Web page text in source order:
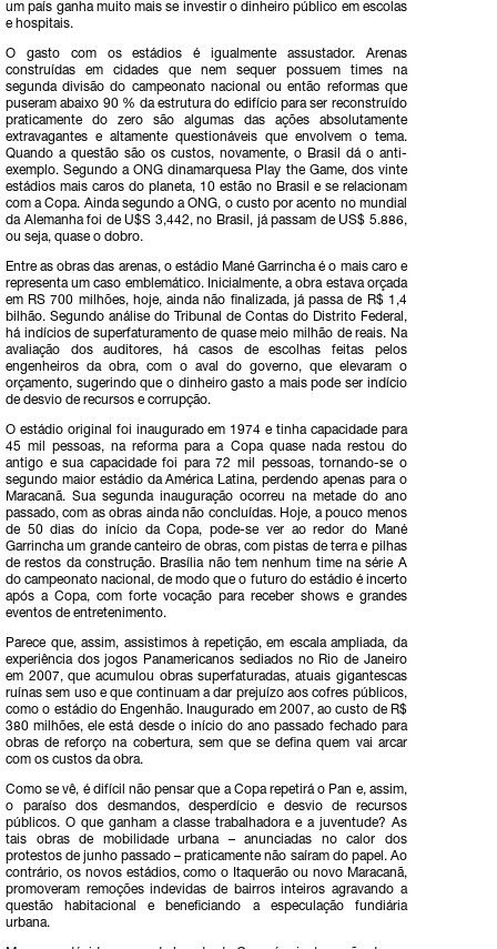
um país ganha muito mais se investir o dinheiro público em escolas
e hospitais.
O gasto com os estádios é igualmente assustador. Arenas
construídas em cidades que nem sequer possuem times na
segunda divisão do campeonato nacional ou então reformas que
puseram abaixo 90 % da estrutura do edifício para ser reconstruído
praticamente do zero são algumas das ações absolutamente
extravagantes e altamente questionáveis que envolvem o tema.
Quando a questão são os custos, novamente, o Brasil dá o anti-
exemplo. Segundo a ONG dinamarquesa Play the Game, dos vinte
estádios mais caros do planeta, 10 estão no Brasil e se relacionam
com a Copa. Ainda segundo a ONG, o custo por acento no mundial
da Alemanha foi de U$S 3,442, no Brasil, já passam de US$ 5.886,
ou seja, quase o dobro.
Entre as obras das arenas, o estádio Mané Garrincha é o mais caro e
representa um caso emblemático. Inicialmente, a obra estava orçada
em RS 700 milhões, hoje, ainda não finalizada, já passa de R$ 1,4
bilhão. Segundo análise do Tribunal de Contas do Distrito Federal,
há indícios de superfaturamento de quase meio milhão de reais. Na
avaliação dos auditores, há casos de escolhas feitas pelos
engenheiros da obra, com o aval do governo, que elevaram o
orçamento, sugerindo que o dinheiro gasto a mais pode ser indício
de desvio de recursos e corrupção.
O estádio original foi inaugurado em 1974 e tinha capacidade para
45 mil pessoas, na reforma para a Copa quase nada restou do
antigo e sua capacidade foi para 72 mil pessoas, tornando-se o
segundo maior estádio da América Latina, perdendo apenas para o
Maracanã. Sua segunda inauguração ocorreu na metade do ano
passado, com as obras ainda não concluídas. Hoje, a pouco menos
de 50 dias do início da Copa, pode-se ver ao redor do Mané
Garrincha um grande canteiro de obras, com pistas de terra e pilhas
de restos da construção. Brasília não tem nenhum time na série A
do campeonato nacional, de modo que o futuro do estádio é incerto
após a Copa, com forte vocação para receber shows e grandes
eventos de entretenimento.
Parece que, assim, assistimos à repetição, em escala ampliada, da
experiência dos jogos Panamericanos sediados no Rio de Janeiro
em 2007, que acumulou obras superfaturadas, atuais gigantescas
ruínas sem uso e que continuam a dar prejuízo aos cofres públicos,
como o estádio do Engenhão. Inaugurado em 2007, ao custo de R$
380 milhões, ele está desde o início do ano passado fechado para
obras de reforço na cobertura, sem que se defina quem vai arcar
com os custos da obra.
Como se vê, é difícil não pensar que a Copa repetirá o Pan e, assim,
o paraíso dos desmandos, desperdício e desvio de recursos
públicos. O que ganham a classe trabalhadora e a juventude? As
tais obras de mobilidade urbana – anunciadas no calor dos
protestos de junho passado – praticamente não saíram do papel. Ao
contrário, os novos estádios, como o Itaquerão ou novo Maracanã,
promoveram remoções indevidas de bairros inteiros agravando a
questão habitacional e beneficiando a especulação fundiária
urbana.